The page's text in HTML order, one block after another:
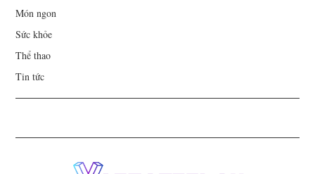
Món ngon
Sức khỏe
Thể thao
Tin tức